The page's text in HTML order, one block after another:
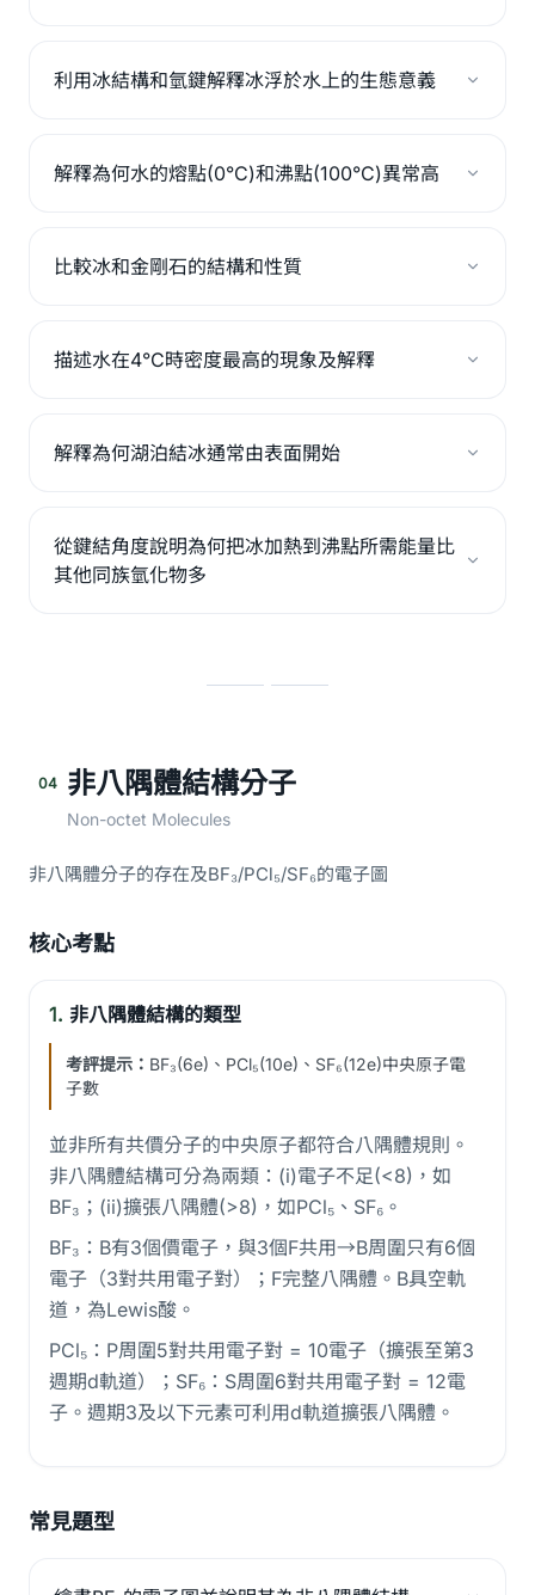
利用冰結構和氫鍵解釋冰浮於水上的生態意義
解釋為何水的熔點(0°C)和沸點(100°C)異常高
比較冰和金剛石的結構和性質
描述水在4°C時密度最高的現象及解釋
解釋為何湖泊結冰通常由表面開始
從鍵結角度說明為何把冰加熱到沸點所需能量比
其他同族氫化物多
04 非八隅體結構分子
Non-octet Molecules
非八隅體分子的存在及BF₃/PCl₅/SF₆的電子圖
核心考點
1. 非八隅體結構的類型
考評提示： BF₃(6e)、PCl₅(10e)、SF₆(12e)中央原子電
子數
並非所有共價分子的中央原子都符合八隅體規則。
非八隅體結構可分為兩類：(i)電子不足(<8)，如
BF₃；(ii)擴張八隅體(>8)，如PCl₅、SF₆。
BF₃：B有3個價電子，與3個F共用→B周圍只有6個
電子（3對共用電子對）；F完整八隅體。B具空軌
道，為Lewis酸。
PCl₅：P周圍5對共用電子對 = 10電子（擴張至第3
週期d軌道）；SF₆：S周圍6對共用電子對 = 12電
子。週期3及以下元素可利用d軌道擴張八隅體。
常見題型